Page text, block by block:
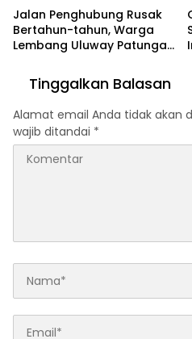
Jalan Penghubung Rusak
Bertahun-tahun, Warga
Lembang Uluway Patungan
Swadaya
Tinggalkan Balasan
Alamat email Anda tidak akan
wajib ditandai *